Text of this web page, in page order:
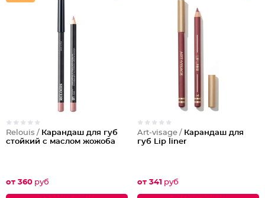
Relouis / Карандаш для губ
стойкий с маслом жожоба
от 360 руб
Art-visage / Карандаш для
губ Lip liner
от 341 руб